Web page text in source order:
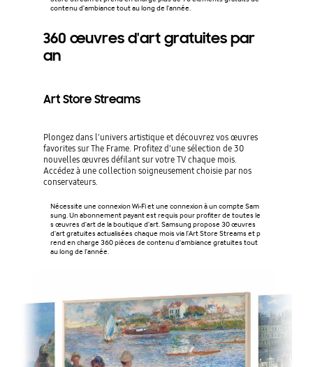
contenu d'ambiance tout au long de l'année.
360 œuvres d'art gratuites par
an
Art Store Streams
Plongez dans l'univers artistique et découvrez vos œuvres
favorites sur The Frame. Profitez d'une sélection de 30
nouvelles œuvres défilant sur votre TV chaque mois.
Accédez à une collection soigneusement choisie par nos
conservateurs.
Nécessite une connexion Wi-Fi et une connexion à un compte Sam
sung. Un abonnement payant est requis pour profiter de toutes le
s œuvres d'art de la boutique d'art. Samsung propose 30 œuvres
d'art gratuites actualisées chaque mois via l’Art Store Streams et p
rend en charge 360 pièces de contenu d'ambiance gratuites tout
au long de l'année.